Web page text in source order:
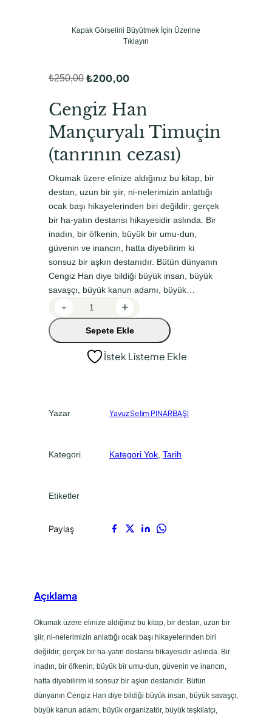
Kapak Görselini Büyütmek İçin Üzerine
Tıklayın
₺250,00
r
i
j
i
n
a
l
f
i
y
a
:
₺
,
0
₺200,00
u
a
n
d
a
k
i
f
i
y
a
:
₺
,
0
Cengiz Han
Mançuryalı Timuçin
(tanrının cezası)
Okumak üzere elinize aldığınız bu kitap, bir
destan, uzun bir şiir, ni-nelerimizin anlattığı
ocak başı hikayelerinden biri değildir; gerçek
bir ha-yatın destansı hikayesidir aslında. Bir
inadın, bir öfkenin, büyük bir umu-dun,
güvenin ve inancın, hatta diyebilirim ki
sonsuz bir aşkın destanıdır. Bütün dünyanın
Cengiz Han diye bildiği büyük insan, büyük
savaşçı, büyük kanun adamı, büyük…
e
n
a
u
i
u
ç
i
n
(
t
a
- +
Sepete Ekle
İstek Listeme Ekle
Yazar Yavuz Selim PINARBAŞI
Kategori Kategori Yok Tarih
Etiketler
Paylaş
Açıklama
Okumak üzere elinize aldığınız bu kitap, bir destan, uzun bir
şiir, ni-nelerimizin anlattığı ocak başı hikayelerinden biri
değildir; gerçek bir ha-yatın destansı hikayesidir aslında. Bir
inadın, bir öfkenin, büyük bir umu-dun, güvenin ve inancın,
hatta diyebilirim ki sonsuz bir aşkın destanıdır. Bütün
dünyanın Cengiz Han diye bildiği büyük insan, büyük savaşçı,
büyük kanun adamı, büyük organizatör, büyük teşkilatçı,